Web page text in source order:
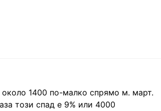
1400 по-малко спрямо м. март.
този спад е 9% или 4000